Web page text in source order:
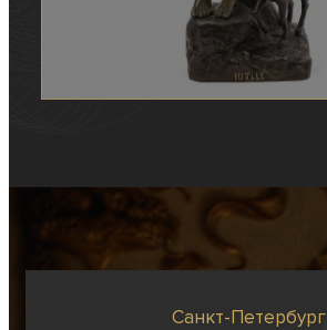
Санкт-Петербург